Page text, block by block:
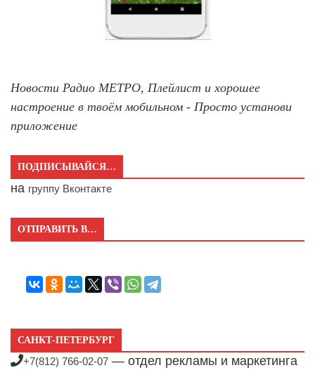
Новости Радио МЕТРО, Плейлист и хорошее
настроение в твоём мобильном - Просто установи
приложение
ПОДПИСЫВАЙСЯ…
на группу Вконтакте
ОТПРАВИТЬ В…
САНКТ-ПЕТЕРБУРГ
+7(812) 766-02-07 — отдел рекламы и маркетинга